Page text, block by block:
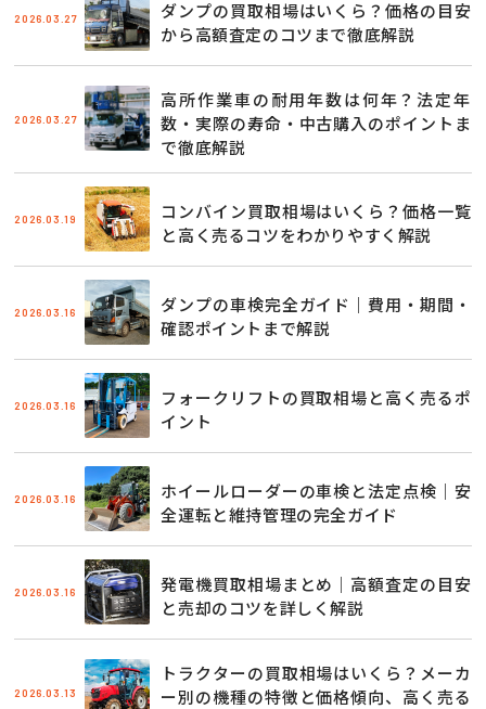
2026.03.27
ダンプの買取相場はいくら？価格の目安
から高額査定のコツまで徹底解説
2026.03.27
高所作業車の耐用年数は何年？法定年
数・実際の寿命・中古購入のポイントま
で徹底解説
2026.03.19
コンバイン買取相場はいくら？価格一覧
と高く売るコツをわかりやすく解説
2026.03.16
ダンプの車検完全ガイド｜費用・期間・
確認ポイントまで解説
2026.03.16
フォークリフトの買取相場と高く売るポ
イント
2026.03.16
ホイールローダーの車検と法定点検｜安
全運転と維持管理の完全ガイド
2026.03.16
発電機買取相場まとめ｜高額査定の目安
と売却のコツを詳しく解説
2026.03.13
トラクターの買取相場はいくら？メーカ
ー別の機種の特徴と価格傾向、高く売る